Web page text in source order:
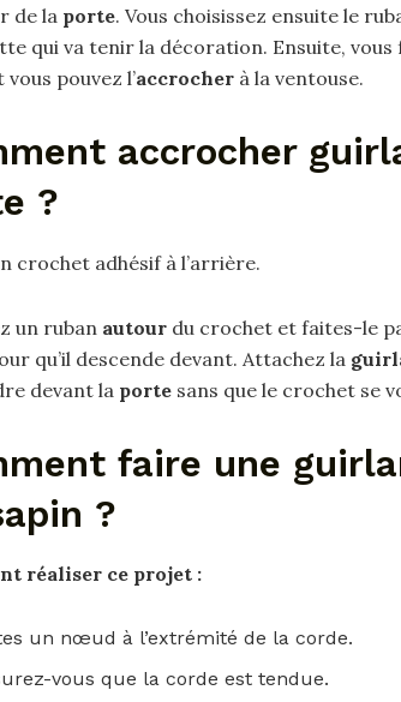
de la porte. Vous choisissez ensuite le
qui va tenir la décoration. Ensuite,
vous pouvez l’accrocher à la ventouse.
accrocher
?
crochet adhésif à l’arrière.
un ruban autour du crochet et faites-le
qu’il descende devant. Attachez la
devant la porte sans que le crochet se
faire une
?
réaliser ce projet :
un nœud à l’extrémité de la corde.
vous que la corde est tendue.